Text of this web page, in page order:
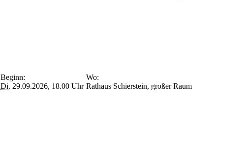
Beginn:
Di. 29.09.2026, 18.00 Uhr
Wo:
Rathaus Schierstein, großer Raum